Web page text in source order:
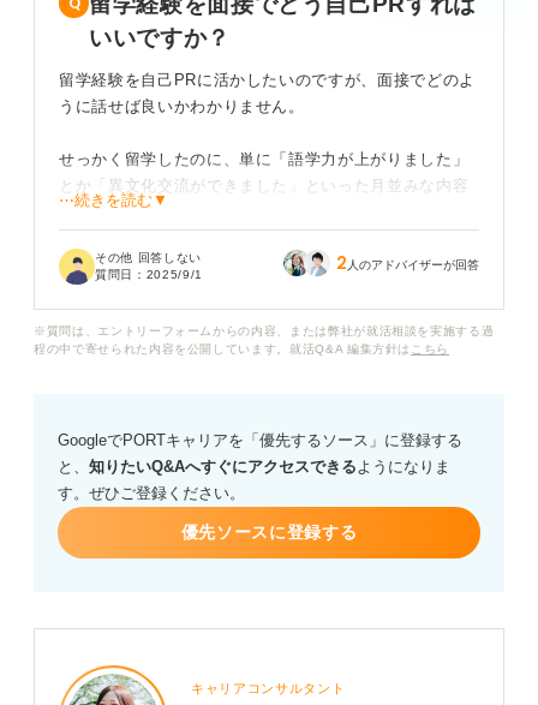
いいですか？
留学経験を自己PRに活かしたいのですが、面接でどのよ
うに話せば良いかわかりません。
せっかく留学したのに、単に「語学力が上がりました」
とか「異文化交流ができました」といった月並みな内容
しか思いつきません......。
留学中に大変だったことや、そこから何を学んだかな
⋯続きを読む▼
その他 回答しない
質問日： 2025/9/1 2 人のアドバイザーが回答
※質問は、エントリーフォームからの内容、または弊社が就活相談を実施する過
程の中で寄せられた内容を公開しています。就活Q&A 編集方針は こちら
GoogleでPORTキャリアを「優先するソース」に登録する
と、 知りたいQ&Aへすぐにアクセスできるようになりま
す。ぜひご登録ください。
優先ソースに登録する
キャリアコンサルタント